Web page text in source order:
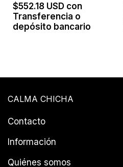
$552.18 USD con
Transferencia o
depósito bancario
CALMA CHICHA
Contacto
Información
Quiénes somos